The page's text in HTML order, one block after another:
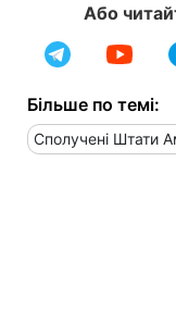
Або
Більше по темі:
Сполучені Штати